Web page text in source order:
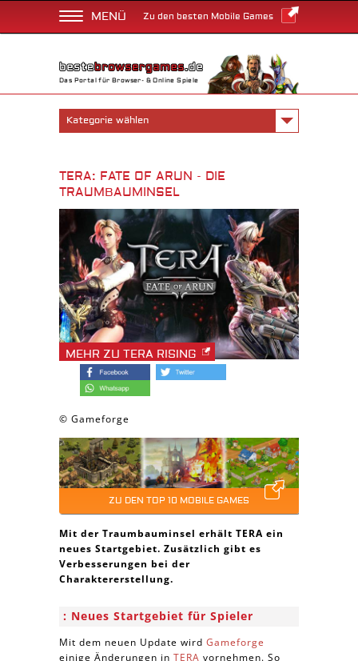
MENÜ Zu den besten Mobile Games
Das Portal für Browser- & Online Spiele
Kategorie wählen
TERA: FATE OF ARUN - DIE
TRAUMBAUMINSEL
MEHR ZU TERA RISING
© Gameforge
ZU DEN TOP 10 MOBILE GAMES
Mit der Traumbauminsel erhält TERA ein
neues Startgebiet. Zusätzlich gibt es
Verbesserungen bei der
Charaktererstellung.
Neues Startgebiet für Spieler
Mit dem neuen Update wird Gameforge
einige Änderungen in TERA vornehmen. So